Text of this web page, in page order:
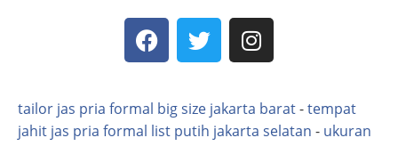
tailor jas pria formal big size jakarta barat-tempat
jahit jas pria formal list putih jakarta selatan - ukuran